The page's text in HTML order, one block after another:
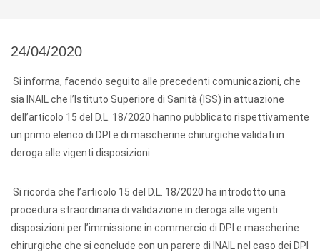
24/04/2020
Si informa, facendo seguito alle precedenti comunicazioni, che
sia INAIL che l’Istituto Superiore di Sanità (ISS) in attuazione
dell’articolo 15 del D.L. 18/2020 hanno pubblicato rispettivamente
un primo elenco di DPI e di mascherine chirurgiche validati in
deroga alle vigenti disposizioni.
Si ricorda che l’articolo 15 del D.L. 18/2020 ha introdotto una
procedura straordinaria di validazione in deroga alle vigenti
disposizioni per l’immissione in commercio di DPI e mascherine
chirurgiche che si conclude con un parere di INAIL nel caso dei DPI